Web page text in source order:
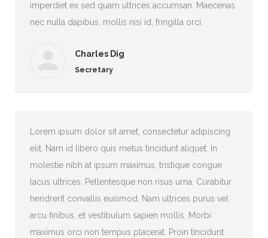
imperdiet ex sed quam ultrices accumsan. Maecenas
nec nulla dapibus, mollis nisi id, fringilla orci.
Charles Dig
Secretary
Lorem ipsum dolor sit amet, consectetur adipiscing
elit. Nam id libero quis metus tincidunt aliquet. In
molestie nibh at ipsum maximus, tristique congue
lacus ultrices. Pellentesque non risus urna. Curabitur
hendrerit convallis euismod. Nam ultrices purus vel
arcu finibus, et vestibulum sapien mollis. Morbi
maximus orci non tempus placerat. Proin tincidunt